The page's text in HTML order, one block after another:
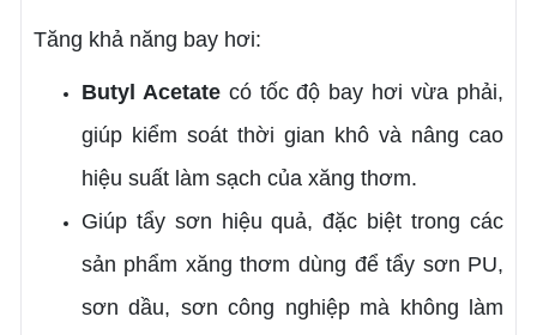
Tăng khả năng bay hơi:
Butyl Acetate có tốc độ bay hơi vừa phải,
giúp kiểm soát thời gian khô và nâng cao
hiệu suất làm sạch của xăng thơm.
Giúp tẩy sơn hiệu quả, đặc biệt trong các
sản phẩm xăng thơm dùng để tẩy sơn PU,
sơn dầu, sơn công nghiệp mà không làm